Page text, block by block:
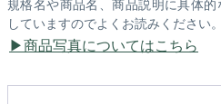
していますのでよくお読みください。
商品写真についてはこちら